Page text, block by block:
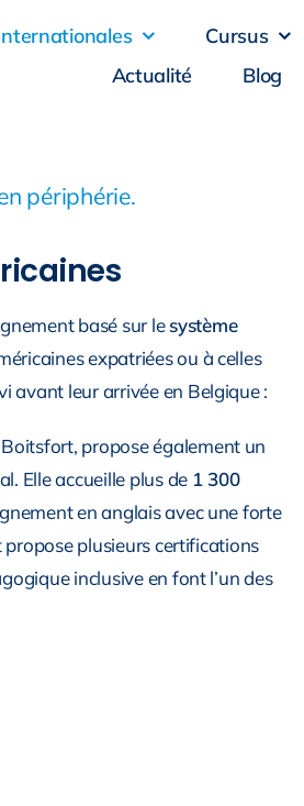
Cursus
Actualité
Blog
périphérie.
basé sur lesystème
expatriées ou à celles
avant leur arrivée en Belgique :
propose également un
Elle accueille plus de 1 300
en anglais avec une forte
plusieurs certifications
inclusive en font l’un des